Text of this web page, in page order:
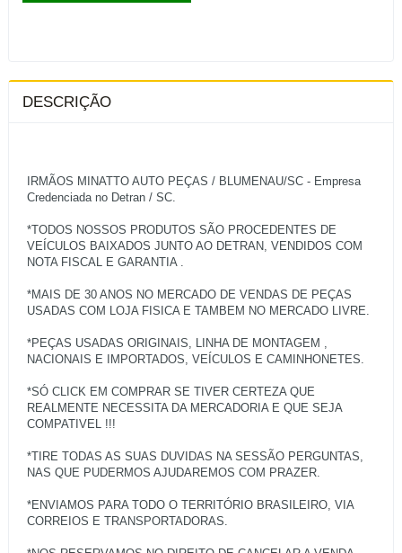
DESCRIÇÃO
IRMÃOS MINATTO AUTO PEÇAS / BLUMENAU/SC - Empresa
Credenciada no Detran / SC.
*TODOS NOSSOS PRODUTOS SÃO PROCEDENTES DE
VEÍCULOS BAIXADOS JUNTO AO DETRAN, VENDIDOS COM
NOTA FISCAL E GARANTIA .
*MAIS DE 30 ANOS NO MERCADO DE VENDAS DE PEÇAS
USADAS COM LOJA FISICA E TAMBEM NO MERCADO LIVRE.
*PEÇAS USADAS ORIGINAIS, LINHA DE MONTAGEM ,
NACIONAIS E IMPORTADOS, VEÍCULOS E CAMINHONETES.
*SÓ CLICK EM COMPRAR SE TIVER CERTEZA QUE
REALMENTE NECESSITA DA MERCADORIA E QUE SEJA
COMPATIVEL !!!
*TIRE TODAS AS SUAS DUVIDAS NA SESSÃO PERGUNTAS,
NAS QUE PUDERMOS AJUDAREMOS COM PRAZER.
*ENVIAMOS PARA TODO O TERRITÓRIO BRASILEIRO, VIA
CORREIOS E TRANSPORTADORAS.